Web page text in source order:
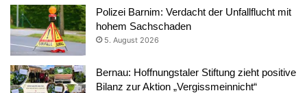
Polizei Barnim: Verdacht der Unfallflucht mit
hohem Sachschaden
5. August 2026
Bernau: Hoffnungstaler Stiftung zieht positive
Bilanz zur Aktion „Vergissmeinnicht“